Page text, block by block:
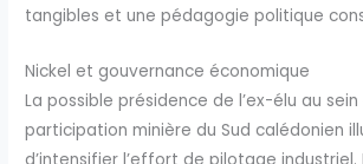
tangibles et une pédagogie politique
Nickel et gouvernance économique
La possible présidence de l’ex-élu au
participation minière du Sud calédonien